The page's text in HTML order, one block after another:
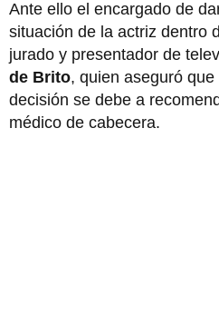
Ante ello el encargado de
situación de la actriz dentro
jurado y presentador de
de Brito, quien aseguró
decisión se debe a
médico de cabecera.